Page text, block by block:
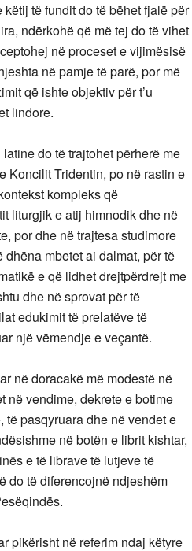
të fundit do të bëhet fjalë për
ndërkohë që më tej do të vihet
në proceset e vijimësisë
në pamje të parë, por më
që ishte objektiv për t’u
lindore.
do të trajtohet përherë me
Koncilit Tridentin, po në rastin e
kompleks që
liturgjik e atij himnodik dhe në
por dhe në trajtesa studimore
mbetet ai dalmat, për të
e që lidhet drejtpërdrejt me
dhe në sprovat për të
edukimit të prelatëve të
një vëmendje e veçantë.
në doracakë më modestë në
në vendime, dekrete e botime
pasqyruara dhe në vendet e
në botën e librit kishtar,
e të librave të lutjeve të
do të diferencojnë ndjeshëm
pikërisht në referim ndaj këtyre